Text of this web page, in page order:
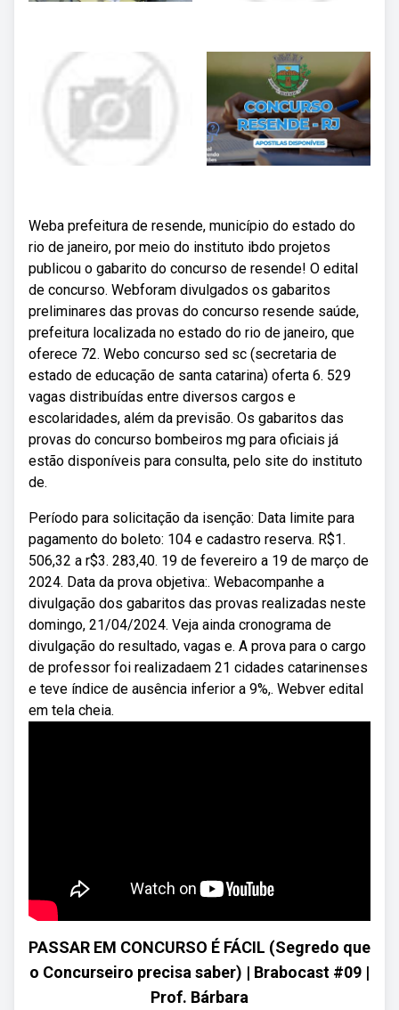
Weba prefeitura de resende, município do estado do
rio de janeiro, por meio do instituto ibdo projetos
publicou o gabarito do concurso de resende! O edital
de concurso. Webforam divulgados os gabaritos
preliminares das provas do concurso resende saúde,
prefeitura localizada no estado do rio de janeiro, que
oferece 72. Webo concurso sed sc (secretaria de
estado de educação de santa catarina) oferta 6. 529
vagas distribuídas entre diversos cargos e
escolaridades, além da previsão. Os gabaritos das
provas do concurso bombeiros mg para oficiais já
estão disponíveis para consulta, pelo site do instituto
de.
Período para solicitação da isenção: Data limite para
pagamento do boleto: 104 e cadastro reserva. R$1.
506,32 a r$3. 283,40. 19 de fevereiro a 19 de março de
2024. Data da prova objetiva:. Webacompanhe a
divulgação dos gabaritos das provas realizadas neste
domingo, 21/04/2024. Veja ainda cronograma de
divulgação do resultado, vagas e. A prova para o cargo
de professor foi realizadaem 21 cidades catarinenses
e teve índice de ausência inferior a 9%,. Webver edital
em tela cheia.
PASSAR EM CONCURSO É FÁCIL (Segredo que
o Concurseiro precisa saber) | Brabocast #09 |
Prof. Bárbara